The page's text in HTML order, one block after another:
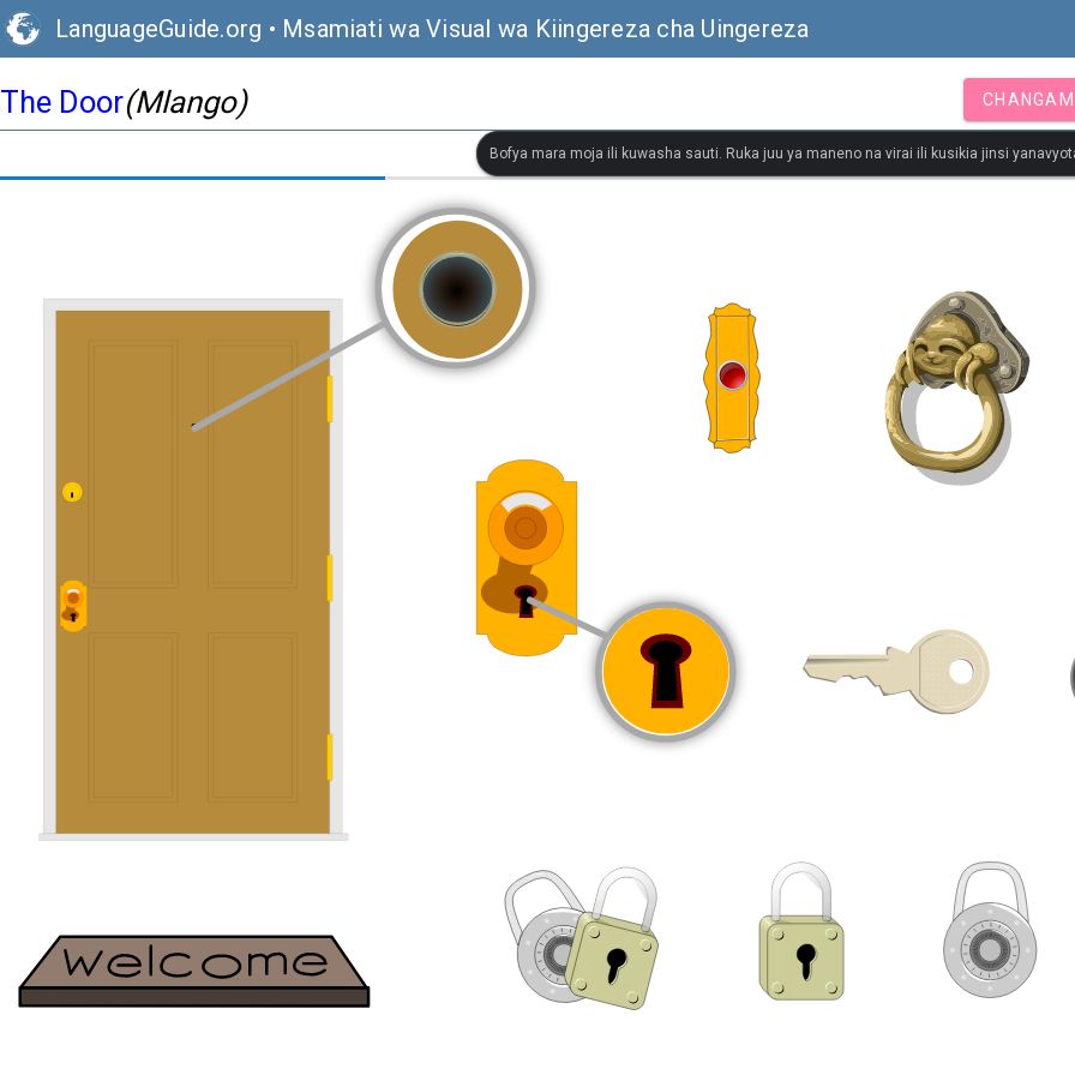
LanguageGuide.org • Msamiati wa Visual wa Kiingereza cha Uingereza
The Door(Mlango)
Bofya mara moja ili kuwasha sauti. Ruka juu ya maneno na virai ili kusikia jinsi